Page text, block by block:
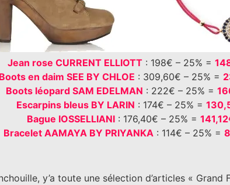
Jean rose CURRENT ELLIOTT : 198€ – 25% =
en daim SEE BY CHLOE : 309,60€ – 25% =
Boots léopard SAM EDELMAN : 222€ – 25% =
Escarpins bleus BY LARIN : 174€ – 25% =
Bague IOSSELLIANI : 176,40€ – 25% =
Bracelet AAMAYA BY PRIYANKA : 114€ – 25% =
y’a toute une sélection d’articles « Grand